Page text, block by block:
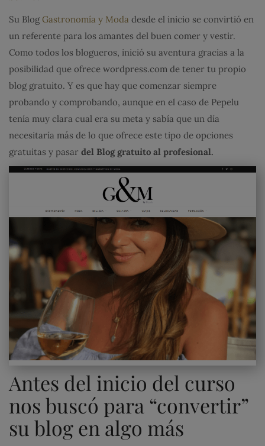
Su Blog Gastronomía y Moda desde el inicio se convirtió en
un referente para los amantes del buen comer y vestir.
Como todos los blogueros, inició su aventura gracias a la
posibilidad que ofrece wordpress.com de tener tu propio
blog gratuito. Y es que hay que comenzar siempre
probando y comprobando, aunque en el caso de Pepelu
tenía muy clara cual era su meta y sabía que un día
necesitaría más de lo que ofrece este tipo de opciones
gratuitas y pasar del Blog gratuito al profesional.
Antes del inicio del curso
nos buscó para “convertir”
su blog en algo más